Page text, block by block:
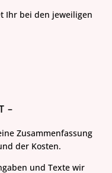
Ihr bei den jeweiligen
–
Zusammenfassung
der Kosten.
und Texte wir